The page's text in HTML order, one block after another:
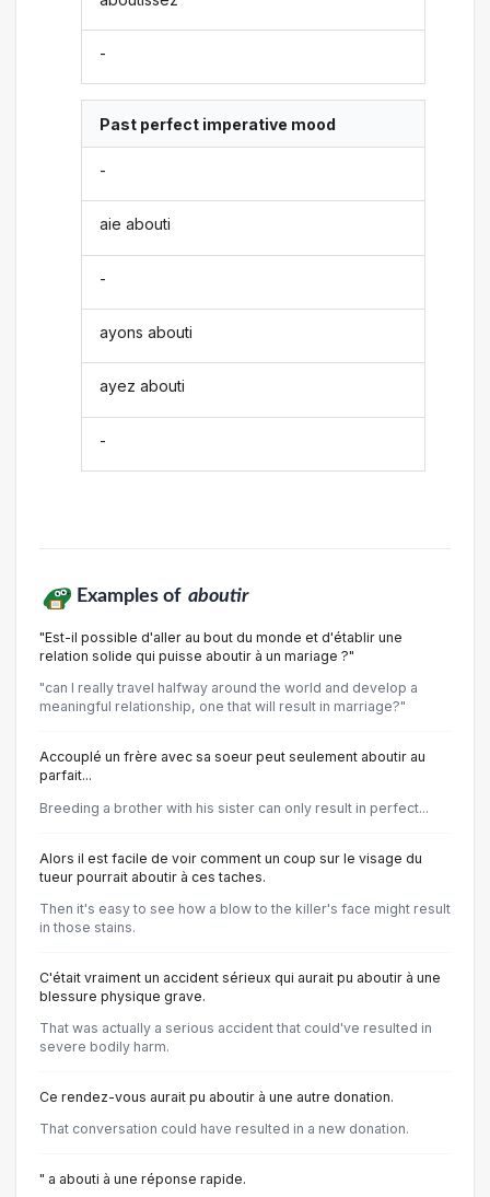
-
Past perfect imperative mood
-
aie abouti
-
ayons abouti
ayez abouti
-
Examples of aboutir
"Est-il possible d'aller au bout du monde et d'établir une
relation solide qui puisse aboutir à un mariage ?"
"can I really travel halfway around the world and develop a
meaningful relationship, one that will result in marriage?"
Accouplé un frère avec sa soeur peut seulement aboutir au
parfait...
Breeding a brother with his sister can only result in perfect...
Alors il est facile de voir comment un coup sur le visage du
tueur pourrait aboutir à ces taches.
Then it's easy to see how a blow to the killer's face might result
in those stains.
C'était vraiment un accident sérieux qui aurait pu aboutir à une
blessure physique grave.
That was actually a serious accident that could've resulted in
severe bodily harm.
Ce rendez-vous aurait pu aboutir à une autre donation.
That conversation could have resulted in a new donation.
" a abouti à une réponse rapide.